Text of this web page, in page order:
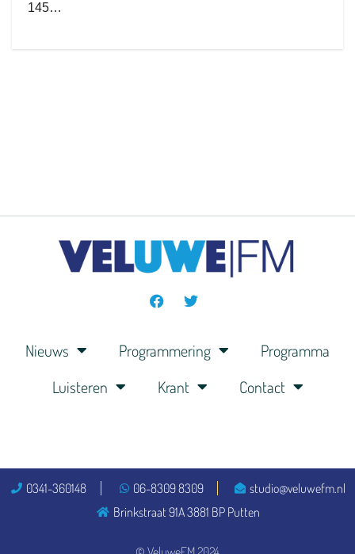
145…
Nieuws Programmering
Programma
Luisteren
Krant Contact
0341-360148 06-8309 8309
studio@veluwefm.nl
Brinkstraat 91A 3881 BP Putten